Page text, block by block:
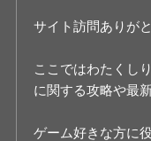
サイト訪問ありが
ここではわたくし
に関する攻略や最
ゲーム好きな方に